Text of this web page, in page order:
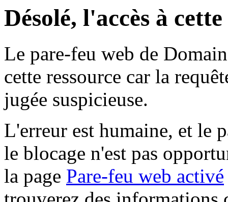
Désolé, l'accès à
Le pare-feu web de
cette ressource car la
jugée suspicieuse.
L'erreur est humaine, et le
le blocage n'est pas
la page Pare-feu web activé